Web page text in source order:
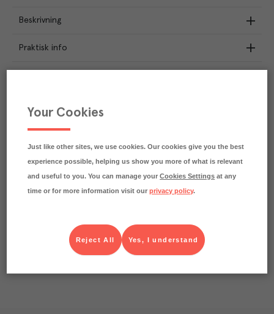
Beskrivning
Praktisk info
CO₂e/kg
15.7kg
Varje kilo av varan påverkar klimatet motsvarande
Läs mer om hur vi beräknar klimatavtryck
Your Cookies
Just like other sites, we use cookies. Our cookies give you the best
experience possible, helping us show you more of what is relevant
and useful to you. You can manage yourCookies Settings at any
time or for more information visit ourprivacy policy.
Yes, I understand
Reject All